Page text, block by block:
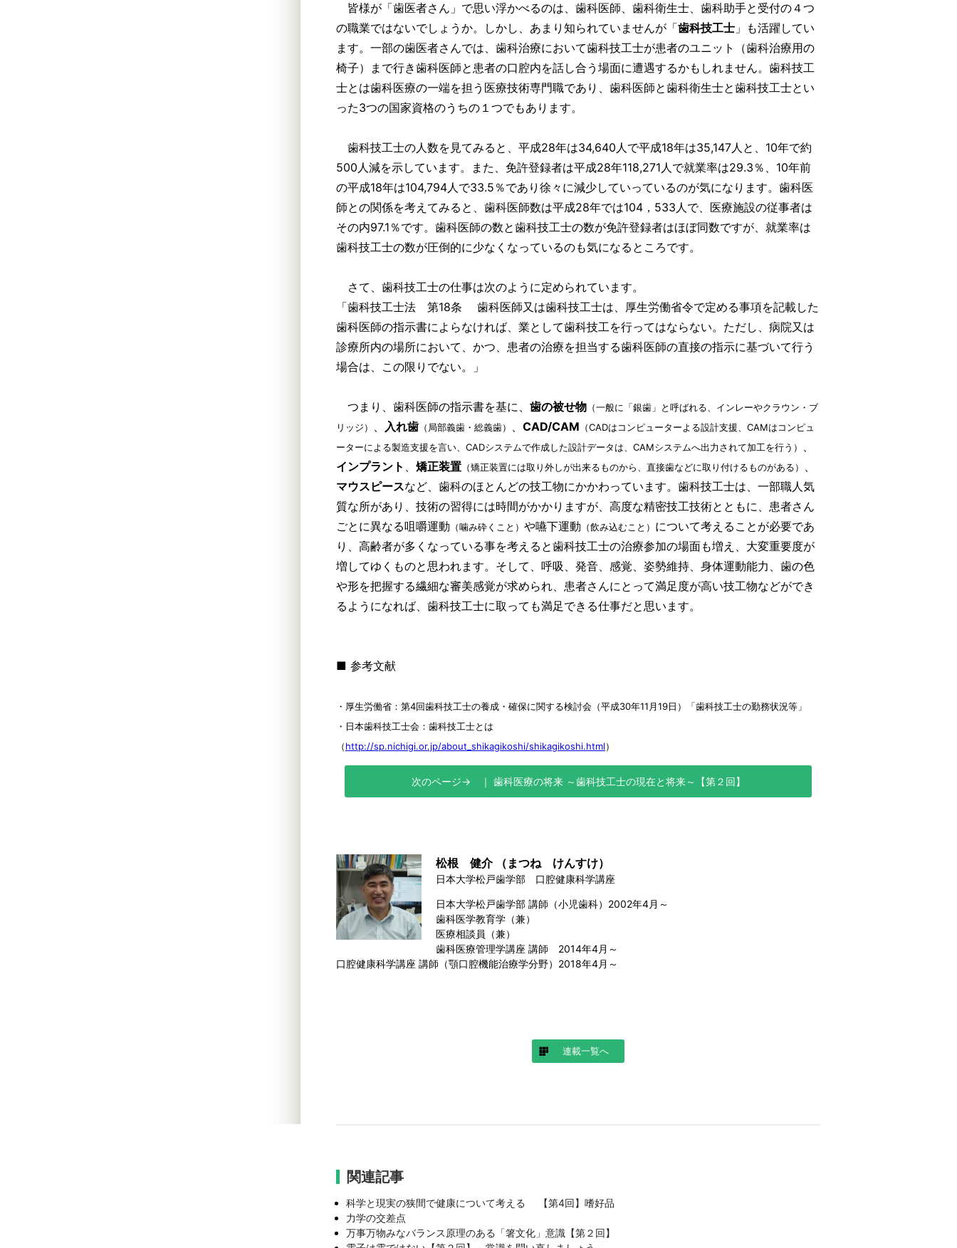
皆様が「歯医者さん」で思い浮かべるのは、歯科医師、歯科衛生士、歯科助手と受付の４つ
の職業ではないでしょうか。しかし、あまり知られていませんが「歯科技工士 」も活躍してい
ます。一部の歯医者さんでは、歯科治療において歯科技工士が患者のユニット（歯科治療用の
椅子）まで行き歯科医師と患者の口腔内を話し合う場面に遭遇するかもしれません。歯科技工
士とは歯科医療の一端を担う医療技術専門職であり、歯科医師と歯科衛生士と歯科技工士とい
った3つの国家資格のうちの１つでもあります。
歯科技工士の人数を見てみると、平成28年は34,640人で平成18年は35,147人と、10年で約
500人減を示しています。また、免許登録者は平成28年118,271人で就業率は29.3％、10年前
の平成18年は104,794人で33.5％であり徐々に減少していっているのが気になります。歯科医
師との関係を考えてみると、歯科医師数は平成28年では104，533人で、医療施設の従事者は
その内97.1％です。歯科医師の数と歯科技工士の数が免許登録者はほぼ同数ですが、就業率は
歯科技工士の数が圧倒的に少なくなっているのも気になるところです。
さて、歯科技工士の仕事は次のように定められています。
「歯科技工士法 第18条 歯科医師又は歯科技工士は、厚生労働省令で定める事項を記載した
歯科医師の指示書によらなければ、業として歯科技工を行ってはならない。ただし、病院又は
診療所内の場所において、かつ、患者の治療を担当する歯科医師の直接の指示に基づいて行う
場合は、この限りでない。」
つまり、歯科医師の指示書を基に、 歯の被せ物 （一般に「銀歯」と呼ばれる、インレーやクラウン・ブ
リッジ）
、 入れ歯 （局部義歯・総義歯） 、 CAD/CAM （CADはコンピューターよる設計支援、CAMはコンピュ
ーターによる製造支援を言い、CADシステムで作成した設計データは、CAMシステムへ出力されて加工を行う）
、
インプラント 、 矯正装置 （矯正装置には取り外しが出来るものから、直接歯などに取り付けるものがある）
、
マウスピースなど、歯科のほとんどの技工物にかかわっています。歯科技工士は、一部職人気
質な所があり、技術の習得には時間がかかりますが、高度な精密技工技術とともに、患者さん
ごとに異なる咀嚼運動 （噛み砕くこと） や嚥下運動 （飲み込むこと） について考えることが必要であ
り、高齢者が多くなっている事を考えると歯科技工士の治療参加の場面も増え、大変重要度が
増してゆくものと思われます。そして、呼吸、発音、感覚、姿勢維持、身体運動能力、歯の色
や形を把握する繊細な審美感覚が求められ、患者さんにとって満足度が高い技工物などができ
るようになれば、歯科技工士に取っても満足できる仕事だと思います。
■ 参考文献
・厚生労働省：第4回歯科技工士の養成・確保に関する検討会（平成30年11月19日）「歯科技工士の勤務状況等」
・日本歯科技工士会：歯科技工士とは
（http://sp.nichigi.or.jp/about_shikagikoshi/shikagikoshi.html）
歯科医療の将来 ～歯科技工士の現在と将来～【第２回】
松根 健介 （まつね けんすけ）
日本大学松戸歯学部 口腔健康科学講座
日本大学松戸歯学部 講師（小児歯科）2002年4月～
歯科医学教育学（兼）
医療相談員（兼）
歯科医療管理学講座 講師 2014年4月～
口腔健康科学講座 講師（顎口腔機能治療学分野）2018年4月～
連載一覧へ
関連記事
科学と現実の狭間で健康について考える 【第4回】嗜好品
力学の交差点
万事万物みなバランス原理のある「箸文化」意識【第２回】